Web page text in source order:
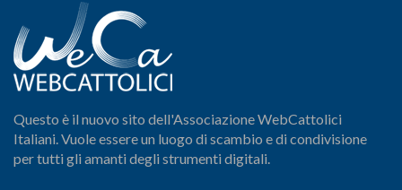
Questo è il nuovo sito dell'Associazione WebCattolici
Italiani. Vuole essere un luogo di scambio e di condivisione
per tutti gli amanti degli strumenti digitali.